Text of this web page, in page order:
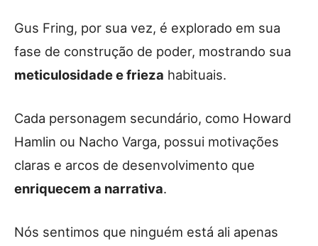
Gus Fring, por sua vez, é explorado em sua
fase de construção de poder, mostrando sua
meticulosidade e frieza habituais.
Cada personagem secundário, como Howard
Hamlin ou Nacho Varga, possui motivações
claras e arcos de desenvolvimento que
enriquecem a narrativa.
Nós sentimos que ninguém está ali apenas